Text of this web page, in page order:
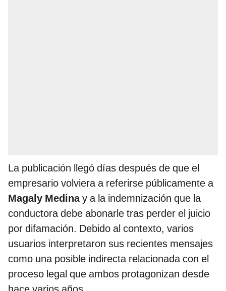
La publicación llegó días después de que el
empresario volviera a referirse públicamente a
Magaly Medinay a la indemnización que la
conductora debe abonarle tras perder el juicio
por difamación. Debido al contexto, varios
usuarios interpretaron sus recientes mensajes
como una posible indirecta relacionada con el
proceso legal que ambos protagonizan desde